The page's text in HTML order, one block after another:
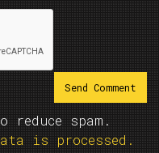
spam.
is processed.